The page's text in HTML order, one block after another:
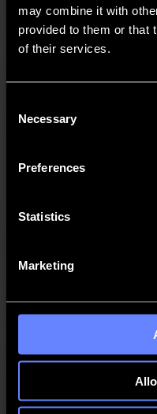
may combine it with
provided to them or that
of their services.
Selection
Necessary
Preferences
Statistics
Marketing
Contactar Summa
¿Necesitas respuestas?
Encuentra respuestas rápidas
base de conocimientos.